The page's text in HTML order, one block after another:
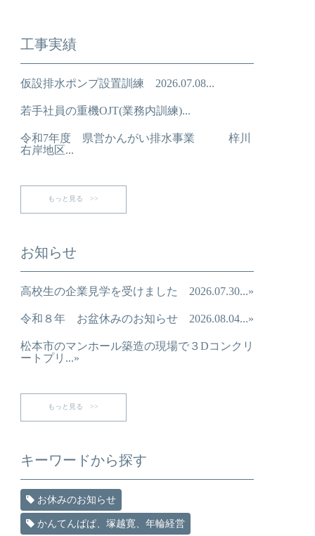
工事実績
仮設排水ポンプ設置訓練 2026.07.08...
若手社員の重機OJT(業務内訓練)...
令和7年度 県営かんがい排水事業 梓川
右岸地区...
もっと見る >>
お知らせ
高校生の企業見学を受けました 2026.07.30...»
令和８年 お盆休みのお知らせ 2026.08.04...»
松本市のマンホール築造の現場で３Dコンクリ
ートプリ...»
もっと見る >>
キーワードから探す
お休みのお知らせ
かんてんぱぱ、塚越寛、年輪経営